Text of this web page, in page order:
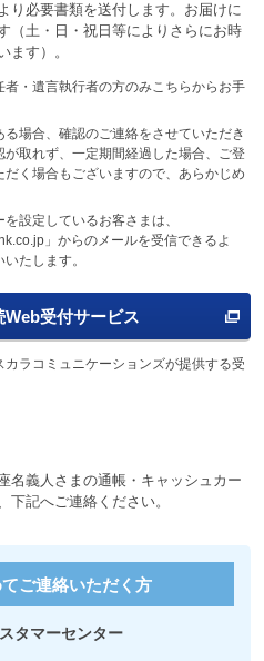
り必要書類を送付します。お届けに
（土・日・祝日等によりさらにお時
ます）。
者・遺言執行者の方のみこちらからお手
る場合、確認のご連絡をさせていただき
が取れず、一定期間経過した場合、ご登
く場合もございますので、あらかじめ
設定しているお客さまは、
」からのメールを受信できるよ
たします。
Web受付サービス
ラコミュニケーションズが提供する受
名義人さまの通帳・キャッシュカー
下記へご連絡ください。
ご連絡いただく方
タマーセンター